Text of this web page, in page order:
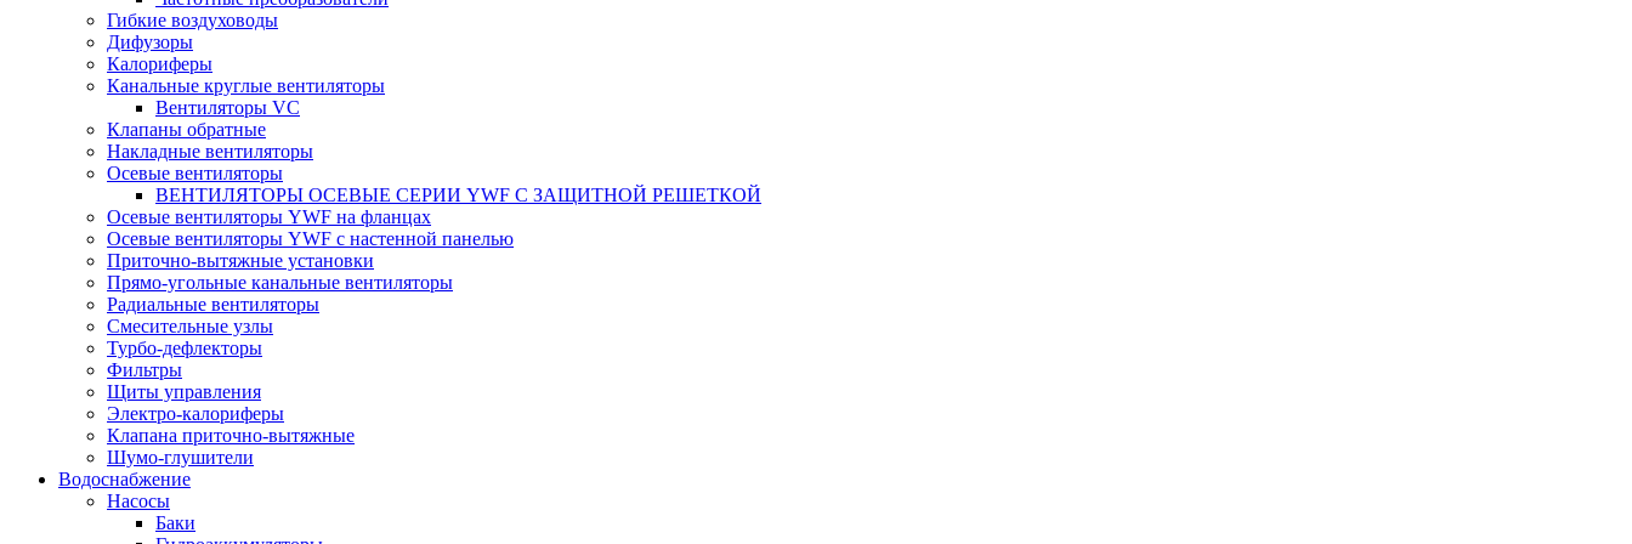
Гибкие воздуховоды
Дифузоры
Калориферы
Канальные круглые вентиляторы
Вентиляторы VC
Клапаны обратные
Накладные вентиляторы
Осевые вентиляторы
ВЕНТИЛЯТОРЫ ОСЕВЫЕ СЕРИИ YWF С ЗАЩИТНОЙ РЕШЕТКОЙ
Осевые вентиляторы YWF на фланцах
Осевые вентиляторы YWF с настенной панелью
Приточно-вытяжные установки
Прямо-угольные канальные вентиляторы
Радиальные вентиляторы
Смесительные узлы
Турбо-дефлекторы
Фильтры
Щиты управления
Электро-калориферы
Клапана приточно-вытяжные
Шумо-глушители
Водоснабжение
Насосы
Баки